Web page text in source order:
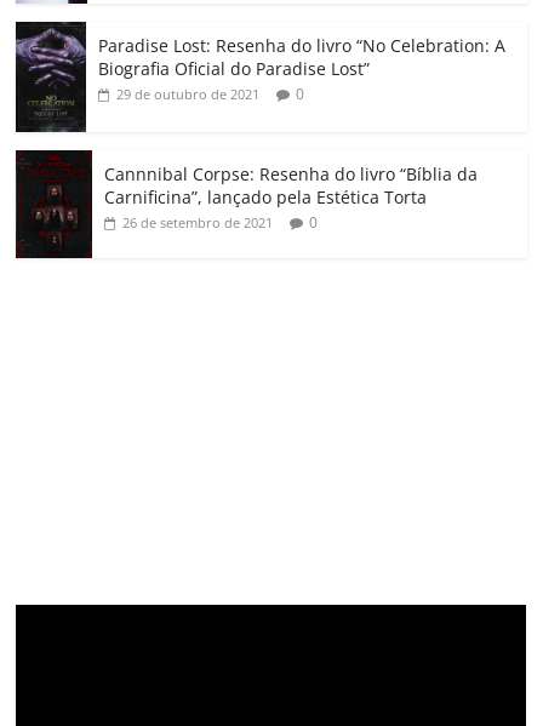
Paradise Lost: Resenha do livro “No Celebration: A
Biografia Oficial do Paradise Lost”
29 de outubro de 2021 0
Cannnibal Corpse: Resenha do livro “Bíblia da
Carnificina”, lançado pela Estética Torta
26 de setembro de 2021 0